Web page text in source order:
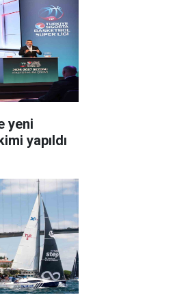
yeni
yapıldı